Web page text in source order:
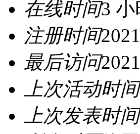
在线时间3 小
注册时间
最后访问
上次活动时间
上次发表时间